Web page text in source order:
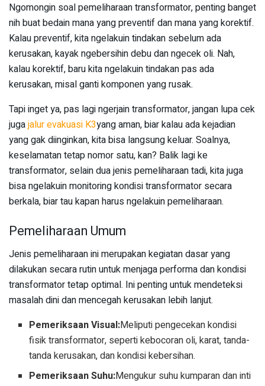
Ngomongin soal pemeliharaan transformator, penting banget
nih buat bedain mana yang preventif dan mana yang korektif.
Kalau preventif, kita ngelakuin tindakan sebelum ada
kerusakan, kayak ngebersihin debu dan ngecek oli. Nah,
kalau korektif, baru kita ngelakuin tindakan pas ada
kerusakan, misal ganti komponen yang rusak.
Tapi inget ya, pas lagi ngerjain transformator, jangan lupa cek
jugajalur evakuasi K3yang aman, biar kalau ada kejadian
yang gak diinginkan, kita bisa langsung keluar. Soalnya,
keselamatan tetap nomor satu, kan? Balik lagi ke
transformator, selain dua jenis pemeliharaan tadi, kita juga
bisa ngelakuin monitoring kondisi transformator secara
berkala, biar tau kapan harus ngelakuin pemeliharaan.
Pemeliharaan Umum
Jenis pemeliharaan ini merupakan kegiatan dasar yang
dilakukan secara rutin untuk menjaga performa dan kondisi
transformator tetap optimal. Ini penting untuk mendeteksi
masalah dini dan mencegah kerusakan lebih lanjut.
Pemeriksaan Visual:Meliputi pengecekan kondisi
fisik transformator, seperti kebocoran oli, karat, tanda-
tanda kerusakan, dan kondisi kebersihan.
Pemeriksaan Suhu:Mengukur suhu kumparan dan inti